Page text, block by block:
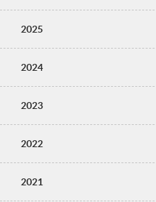
2025
2024
2023
2022
2021